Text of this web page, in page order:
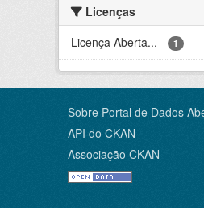
Licenças
Licença Aberta... - 1
Sobre Portal de Dados
API do CKAN
Associação CKAN